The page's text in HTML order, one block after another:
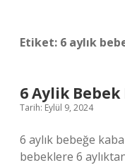
Etiket: 6 aylık
6 Aylik
Tarih: Eylül 9, 2024
6 aylık bebeğe
bebeklere 6